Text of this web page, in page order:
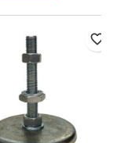
favorite_border